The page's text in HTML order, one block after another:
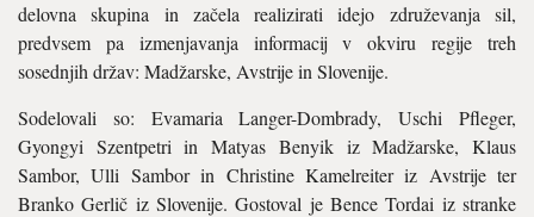
delovna skupina in začela realizirati idejo združevanja sil,
predvsem pa izmenjavanja informacij v okviru regije treh
sosednjih držav: Madžarske, Avstrije in Slovenije.
Sodelovali so: Evamaria Langer-Dombrady, Uschi Pfleger,
Gyongyi Szentpetri in Matyas Benyik iz Madžarske, Klaus
Sambor, Ulli Sambor in Christine Kamelreiter iz Avstrije ter
Branko Gerlič iz Slovenije. Gostoval je Bence Tordai iz stranke